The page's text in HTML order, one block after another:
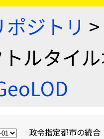
ジトリ >
トルタイ
政令指定都市の統